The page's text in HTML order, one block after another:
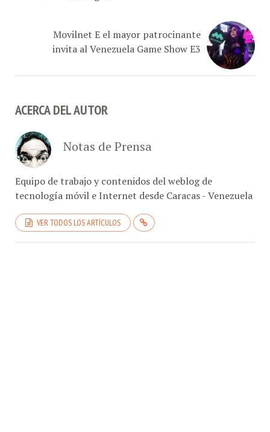
invita al Venezuela Game Show E3
Equipo de trabajo y contenidos del weblog de
tecnología móvil e Internet desde Caracas - Venezuela